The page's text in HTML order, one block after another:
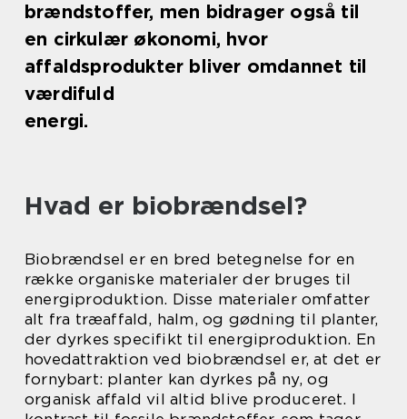
brændstoffer, men bidrager også til
en cirkulær økonomi, hvor
affaldsprodukter bliver omdannet til
værdifuld
energi.
Hvad er biobrændsel?
Biobrændsel er en bred betegnelse for en
række organiske materialer der bruges til
energiproduktion. Disse materialer omfatter
alt fra træaffald, halm, og gødning til planter,
der dyrkes specifikt til energiproduktion. En
hovedattraktion ved biobrændsel er, at det er
fornybart: planter kan dyrkes på ny, og
organisk affald vil altid blive produceret. I